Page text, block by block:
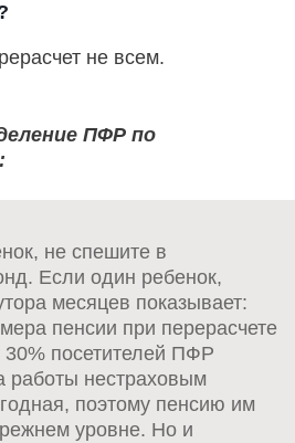
не всем.
ПФР по
не спешите в
Если один ребенок,
месяцев показывает:
пенсии при перерасчете
посетителей ПФР
работы нестраховым
поэтому пенсию им
уровне. Но и